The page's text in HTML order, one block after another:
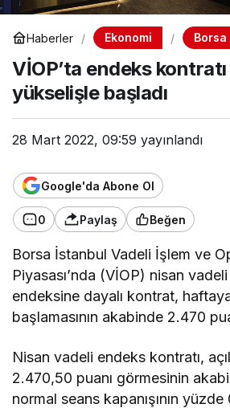
Haberler Ekonomi Borsa
VİOP’ta endeks
yükselişle başladı
28 Mart 2022, 09:59 yayınlandı
Google'da Abone Ol
0 Paylaş Beğen
Borsa İstanbul Vadeli İşlem ve
Piyasası’nda (VİOP) nisan
endeksine dayalı kontrat,
başlamasının akabinde 2.470
Nisan vadeli endeks kontratı,
2.470,50 puanı görmesinin
normal seans kapanışının yüzde